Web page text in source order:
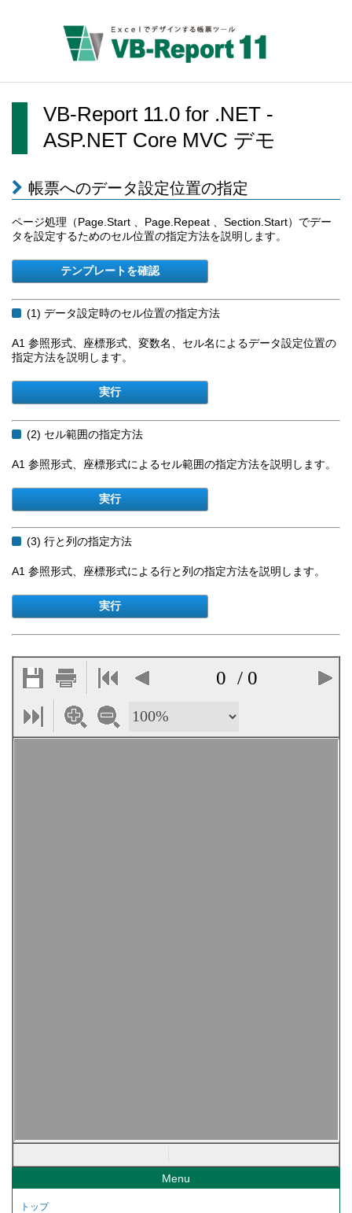
VB-Report 11.0 for .NET -
ASP.NET Core MVC デモ
帳票へのデータ設定位置の指定
ページ処理（Page.Start 、Page.Repeat 、Section.Start）でデー
タを設定するためのセル位置の指定方法を説明します。
(1) データ設定時のセル位置の指定方法
A1 参照形式、座標形式、変数名、セル名によるデータ設定位置の
指定方法を説明します。
(2) セル範囲の指定方法
A1 参照形式、座標形式によるセル範囲の指定方法を説明します。
(3) 行と列の指定方法
A1 参照形式、座標形式による行と列の指定方法を説明します。
Menu
トップ